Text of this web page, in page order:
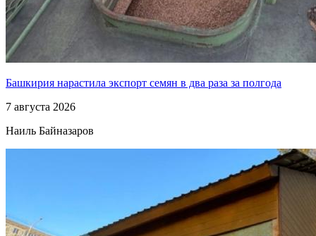
Башкирия нарастила экспорт семян в два раза за полгода
7 августа 2026
Наиль Байназаров